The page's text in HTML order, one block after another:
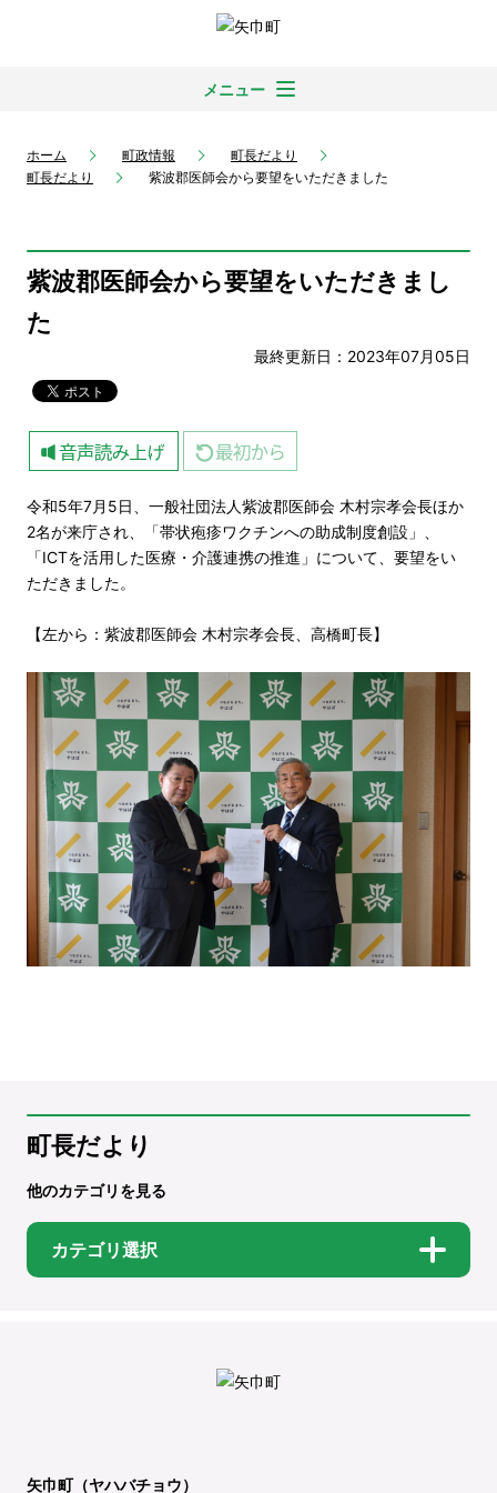
メニュー
ホーム 町政情報
町長だより
町長だより
紫波郡医師会から要望をいただきました
紫波郡医師会から要望をいただきまし
た
最終更新日：2023年07月05日
令和5年7月5日、一般社団法人紫波郡医師会 木村宗孝会長ほか
2名が来庁され、「帯状疱疹ワクチンへの助成制度創設」、
「ICTを活用した医療・介護連携の推進」について、要望をい
ただきました。
【左から：紫波郡医師会 木村宗孝会長、高橋町長】
町長だより
他のカテゴリを見る
カテゴリ選択
矢巾町（ヤハバチョウ）